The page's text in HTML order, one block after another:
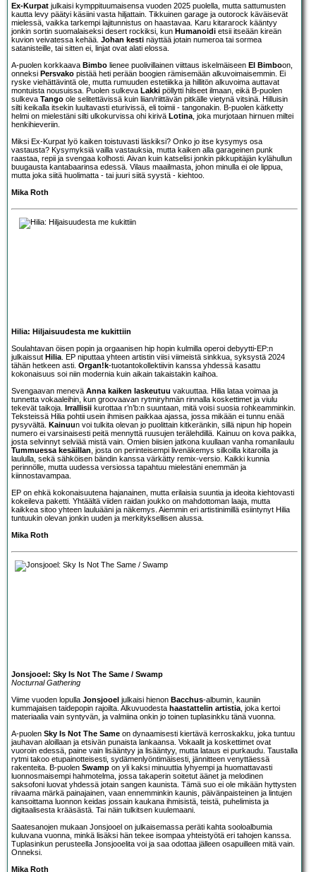
Ex-Kurpat julkaisi kymppituumaisensa vuoden 2025 puolella, mutta sattumusten
kautta levy päätyi käsiini vasta hiljattain. Tikkuinen garage ja outorock käväisevät
mielessä, vaikka tarkempi lajitunnistus on haastavaa. Karu kitararock kääntyy
jonkin sortin suomalaiseksi desert rockiksi, kun Humanoidi etsii itseään kireän
kuvion veivatessa kehää. Johan kesti näyttää jotain numeroa tai sormea
satanisteille, tai sitten ei, linjat ovat alati elossa.
A-puolen korkkaava Bimbo lienee puolivillainen viittaus iskelmäiseen El Bimboon,
onneksi Persvako pistää heti perään boogien rämisemään alkuvoimaisemmin. Ei
ryske viehättävintä ole, mutta rumuuden estetiikka ja hillitön alkuvoima auttavat
montuista nousuissa. Puolen sulkeva Lakki pöllytti hilseet ilmaan, eikä B-puolen
sulkeva Tango ole selitettävissä kuin liian/riittävän pitkälle vietynä vitsinä. Hilluisin
silti keikalla itsekin luultavasti eturivissä, eli toimii - tangonakin. B-puolen kätketty
helmi on mielestäni silti ulkokurvissa ohi kirivä Lotina , joka murjotaan hirnuen miltei
henkihieveriin.
Miksi Ex-Kurpat lyö kaiken toistuvasti läskiksi? Onko jo itse kysymys osa
vastausta? Kysymyksiä vailla vastauksia, mutta kaiken alla garageinen punk
raastaa, repii ja svengaa kolhosti. Aivan kuin katselisi jonkin pikkupitäjän kylähullun
buugausta kantabaarinsa edessä. Vilaus maailmasta, johon minulla ei ole lippua,
mutta joka siitä huolimatta - tai juuri siitä syystä - kiehtoo.
Mika Roth
Hilia: Hiljaisuudesta me kukittiin
Soulahtavan öisen popin ja orgaanisen hip hopin kulmilla operoi debyytti-EP:n
julkaissut Hilia . EP niputtaa yhteen artistin viisi viimeistä sinkkua, syksystä 2024
tähän hetkeen asti. Organ!k-tuotantokollektiivin kanssa yhdessä kasattu
kokonaisuus soi niin modernia kuin aikain takaistakin kaihoa.
Svengaavan menevä Anna kaiken laskeutuu vakuuttaa. Hilia lataa voimaa ja
tunnetta vokaaleihin, kun groovaavan rytmiryhmän rinnalla koskettimet ja viulu
tekevät taikoja. Irrallisii kurottaa r’n’b:n suuntaan, mitä voisi suosia rohkeamminkin.
Teksteissä Hilia pohtii usein ihmisen paikkaa ajassa, jossa mikään ei tunnu enää
pysyvältä. Kainuun voi tulkita olevan jo puolittain kitkeränkin, sillä nipun hip hopein
numero ei varsinaisesti peitä mennyttä ruusujen terälehdillä. Kainuu on kova paikka,
josta selvinnyt selviää mistä vain. Omien biisien jatkona kuullaan vanha romanilaulu
Tummuessa kesäillan , josta on perinteisempi livenäkemys silkoilla kitaroilla ja
laululla, sekä sähköisen bändin kanssa värkätty remix-versio. Kaikki kunnia
perinnölle, mutta uudessa versiossa tapahtuu mielestäni enemmän ja
kiinnostavampaa.
EP on ehkä kokonaisuutena hajanainen, mutta erilaisia suuntia ja ideoita kiehtovasti
kokeileva paketti. Yhtäältä viiden raidan joukko on mahdottoman laaja, mutta
kaikkea sitoo yhteen lauluääni ja näkemys. Aiemmin eri artistinimillä esiintynyt Hilia
tuntuukin olevan jonkin uuden ja merkityksellisen alussa.
Mika Roth
Jonsjooel: Sky Is Not The Same / Swamp
Nocturnal Gathering
Viime vuoden lopulla Jonsjooel julkaisi hienon Bacchus-albumin, kauniin
kummajaisen taidepopin rajoilta. Alkuvuodesta haastattelin artistia , joka kertoi
materiaalia vain syntyvän, ja valmiina onkin jo toinen tuplasinkku tänä vuonna.
A-puolen Sky Is Not The Same on dynaamisesti kiertävä kerroskakku, joka tuntuu
jauhavan aloillaan ja etsivän punaista lankaansa. Vokaalit ja koskettimet ovat
vuoroin edessä, paine vain lisääntyy ja lisääntyy, mutta lataus ei purkaudu. Taustalla
rytmi takoo etupainotteisesti, sydämenlyöntimäisesti, jännitteen venyttäessä
rakenteita. B-puolen Swamp on yli kaksi minuuttia lyhyempi ja huomattavasti
luonnosmaisempi hahmotelma, jossa takaperin soitetut äänet ja melodinen
saksofoni luovat yhdessä jotain sangen kaunista. Tämä suo ei ole mikään hyttysten
riivaama märkä painajainen, vaan ennemminkin kaunis, päivänpaisteinen ja lintujen
kansoittama luonnon keidas jossain kaukana ihmisistä, teistä, puhelimista ja
digitaalisesta krääsästä. Tai näin tulkitsen kuulemaani.
Saatesanojen mukaan Jonsjooel on julkaisemassa peräti kahta sooloalbumia
kuluvana vuonna, minkä lisäksi hän tekee isompaa yhteistyötä eri tahojen kanssa.
Tuplasinkun perusteella Jonsjooelita voi ja saa odottaa jälleen osapuilleen mitä vain.
Onneksi.
Mika Roth